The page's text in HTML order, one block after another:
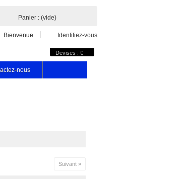
Devises : €
Panier : (vide)
Bienvenue Identifiez-vous
nous
Suivant »